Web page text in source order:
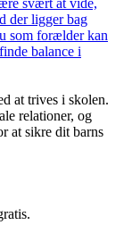
der ligger bag
som forælder kan
balance i
at trives i skolen.
relationer, og
at sikre dit barns